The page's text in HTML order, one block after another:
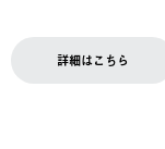
かかる送料は、お客様
の方は、会員マイペ
詳細はこちら